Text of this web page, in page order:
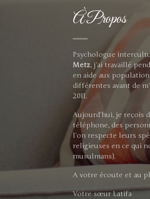
À Propos
Psychologue
Metz, j'ai travaillé
en aide aux
différentes avant de
2011.
Aujourd'hui, je reçois
téléphone, des
l'on respecte leurs
religieuses en ce qui
musulmans).
A votre écoute et au
Votre sœur Latifa